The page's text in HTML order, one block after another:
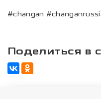
#changan
Поделиться в